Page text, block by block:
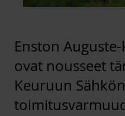
Enston
ovat nousseet
Keuruun Sähkön